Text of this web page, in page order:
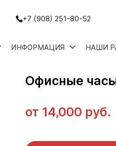
+7 (908) 251-80-52
ИНФОРМАЦИЯ НАШИ
Офисные
от 14,000 руб.